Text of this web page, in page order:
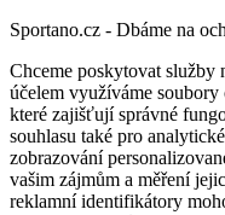
Sportano.cz - Dbáme na
Chceme poskytovat
účelem využíváme
které zajišťují správné
souhlasu také pro
zobrazování
vašim zájmům a měření
reklamní identifikátory